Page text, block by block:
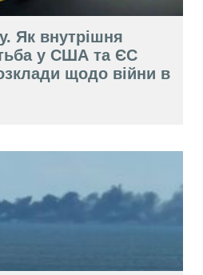
Як внутрішня
у США та ЄС
щодо війни в